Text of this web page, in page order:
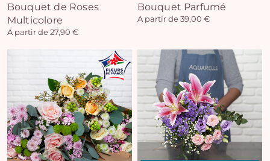
Bouquet de Roses
Multicolore
A partir de 27,90 €
Bouquet Parfumé
A partir de 39,00 €